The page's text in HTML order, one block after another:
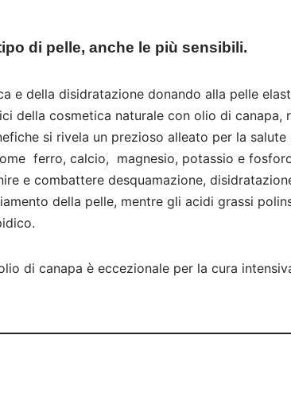
di pelle, anche le più sensibili.
della disidratazione donando alla pelle
della cosmetica naturale con olio di canapa,
si rivela un prezioso alleato per la salute
ferro, calcio, magnesio, potassio e
e combattere desquamazione,
della pelle, mentre gli acidi grassi
di canapa è eccezionale per la cura